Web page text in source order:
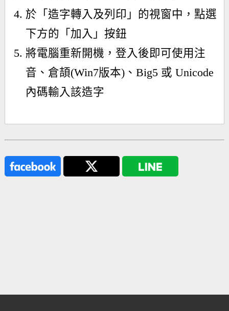
於「造字轉入及列印」的視窗中，點選
下方的「加入」按鈕
將電腦重新開機，登入後即可使用注
音、倉頡(Win7版本)、Big5 或 Unicode
內碼輸入該造字